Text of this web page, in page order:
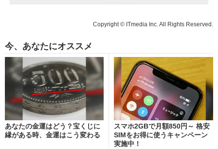
Copyright © ITmedia Inc. All Rights Reserved.
今、あなたにオススメ
あなたの金運はどう？宝くじに
縁がある時、金運はこう変わる
スマホ2GBで月額850円～ 格安
SIMをお得に使うキャンペーン
実施中！